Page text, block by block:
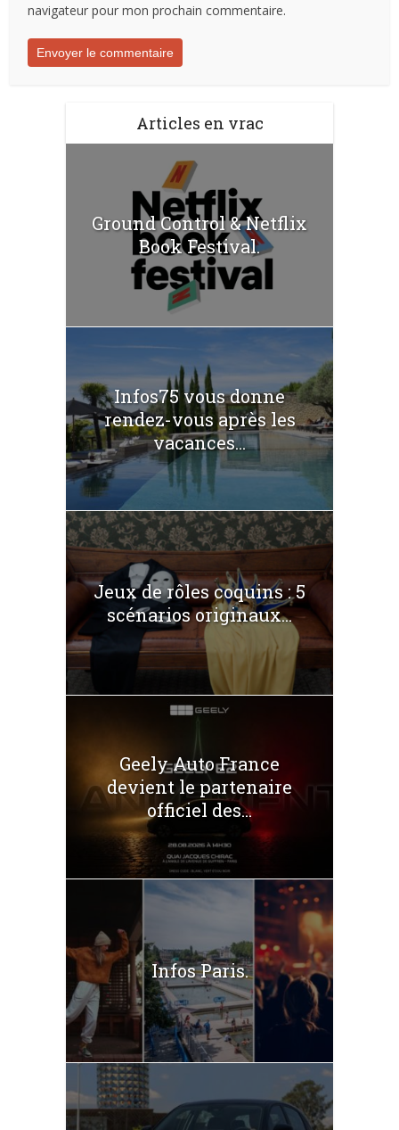
navigateur pour mon prochain commentaire.
Articles en vrac
Ground Control & Netflix
Book Festival.
Infos75 vous donne
rendez-vous après les
vacances...
Jeux de rôles coquins : 5
scénarios originaux...
Geely Auto France
devient le partenaire
officiel des...
Infos Paris.